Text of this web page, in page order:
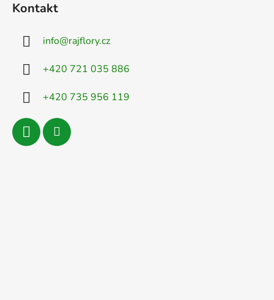
Kontakt
info@rajflory.cz
+420 721 035 886
+420 735 956 119